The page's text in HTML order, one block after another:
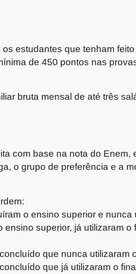
estudantes que tenham
de 450 pontos nas
bruta mensal de até três
com base na nota do Enem,
o grupo de preferência e a
o ensino superior e nunca
superior, já utilizaram o
que nunca utilizaram
que já utilizaram o